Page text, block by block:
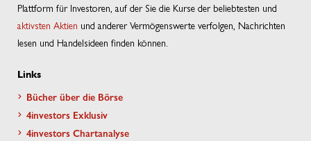
Plattform für Investoren, auf der Sie die Kurse der beliebtesten und
aktivsten Aktien und anderer Vermögenswerte verfolgen, Nachrichten
lesen und Handelsideen finden können.
Links
Bücher über die Börse
4investors Exklusiv
4investors Chartanalyse